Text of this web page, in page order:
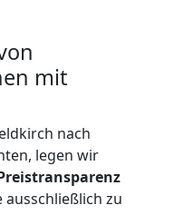
mit
nach
legen wir
ausschließlich zu